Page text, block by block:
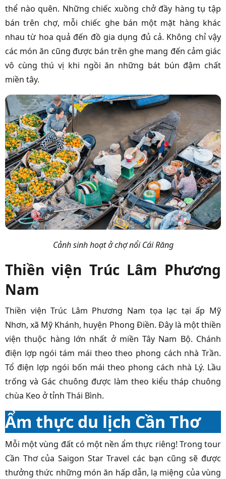
thể nào quên. Những chiếc xuồng chở đầy hàng tụ tập
bán trên chợ, mỗi chiếc ghe bán một mặt hàng khác
nhau từ hoa quả đến đồ gia dụng đủ cả. Không chỉ vậy
các món ăn cũng được bán trên ghe mang đến cảm giác
vô cùng thú vị khi ngồi ăn những bát bún đậm chất
miền tây.
Cảnh sinh hoạt ở chợ nổi Cái Răng
Thiền viện Trúc Lâm Phương
Nam
Thiền viện Trúc Lâm Phương Nam tọa lạc tại ấp Mỹ
Nhơn, xã Mỹ Khánh, huyện Phong Điền. Đây là một thiền
viện thuộc hàng lớn nhất ở miền Tây Nam Bộ. Chánh
điện lợp ngói tám mái theo theo phong cách nhà Trần.
Tổ điện lợp ngói bốn mái theo phong cách nhà Lý. Lầu
trống và Gác chuông được làm theo kiểu tháp chuông
chùa Keo ở tỉnh Thái Bình.
Ẩm thực du lịch Cần Thơ
Mỗi một vùng đất có một nền ẩm thực riêng! Trong tour
Cần Thơ của Saigon Star Travel các bạn cũng sẽ được
thưởng thức những món ăn hấp dẫn, lạ miệng của vùng